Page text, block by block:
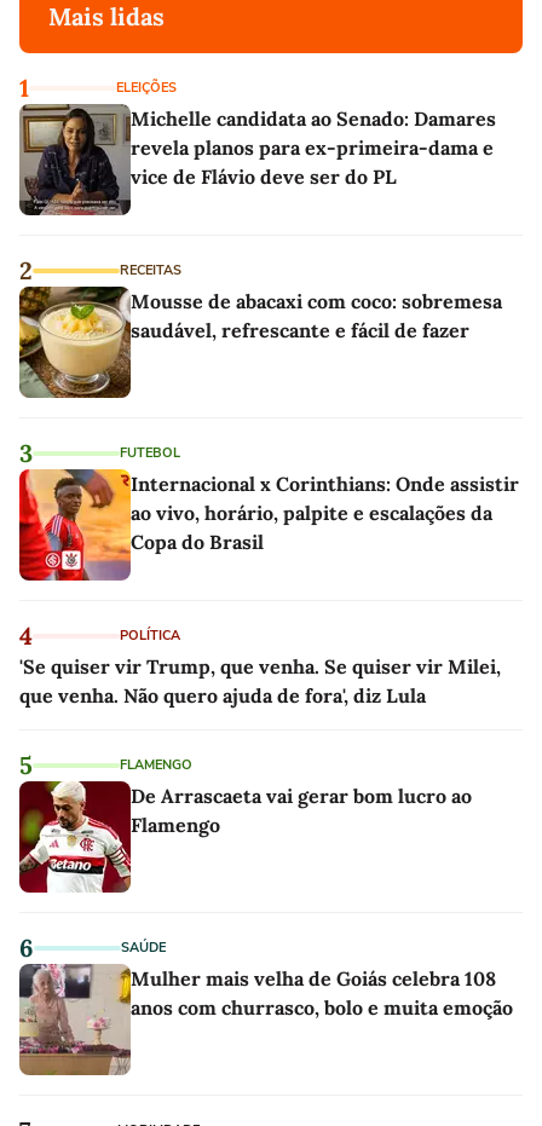
Mais lidas
1 ELEIÇÕES
Michelle candidata ao Senado: Damares
revela planos para ex-primeira-dama e
vice de Flávio deve ser do PL
2 RECEITAS
Mousse de abacaxi com coco: sobremesa
saudável, refrescante e fácil de fazer
3 FUTEBOL
Internacional x Corinthians: Onde assistir
ao vivo, horário, palpite e escalações da
Copa do Brasil
4 POLÍTICA
'Se quiser vir Trump, que venha. Se quiser vir Milei,
que venha. Não quero ajuda de fora', diz Lula
5 FLAMENGO
De Arrascaeta vai gerar bom lucro ao
Flamengo
6 SAÚDE
Mulher mais velha de Goiás celebra 108
anos com churrasco, bolo e muita emoção